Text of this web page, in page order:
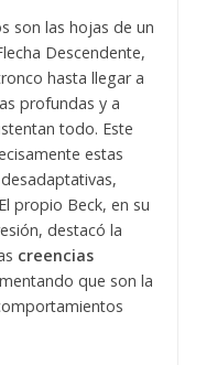
son las hojas de un
Descendente,
hasta llegar a
profundas y a
todo. Este
estas
propio Beck, en su
destacó la
creencias
que son la